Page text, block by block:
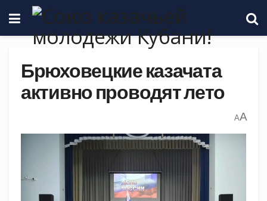
Брюховецкие казачата
активно проводят лето
AA